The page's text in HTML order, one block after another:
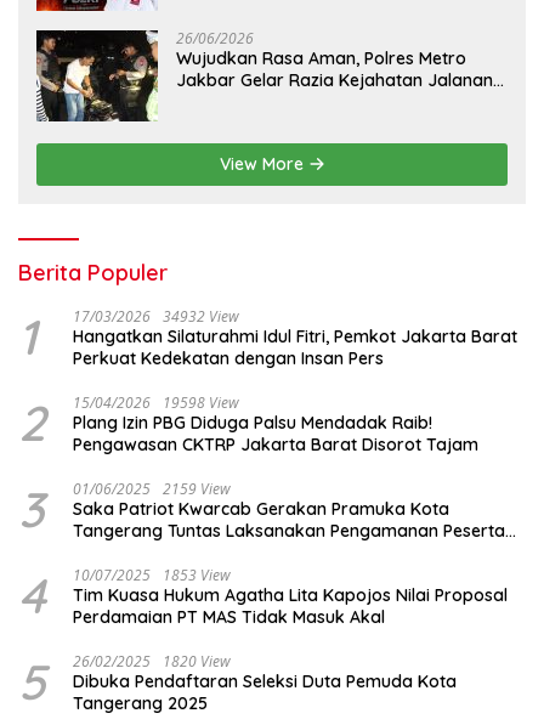
26/06/2026
Wujudkan Rasa Aman, Polres Metro
Jakbar Gelar Razia Kejahatan Jalanan
View More
Berita Populer
1 17/03/2026 34932 View
Hangatkan Silaturahmi Idul Fitri, Pemkot Jakarta Barat
Perkuat Kedekatan dengan Insan Pers
2 15/04/2026 19598 View
Plang Izin PBG Diduga Palsu Mendadak Raib!
Pengawasan CKTRP Jakarta Barat Disorot Tajam
3 01/06/2025 2159 View
Saka Patriot Kwarcab Gerakan Pramuka Kota
Tangerang Tuntas Laksanakan Pengamanan Peserta
4 10/07/2025 1853 View
Tim Kuasa Hukum Agatha Lita Kapojos Nilai Proposal
Perdamaian PT MAS Tidak Masuk Akal
5 26/02/2025 1820 View
Dibuka Pendaftaran Seleksi Duta Pemuda Kota
Tangerang 2025